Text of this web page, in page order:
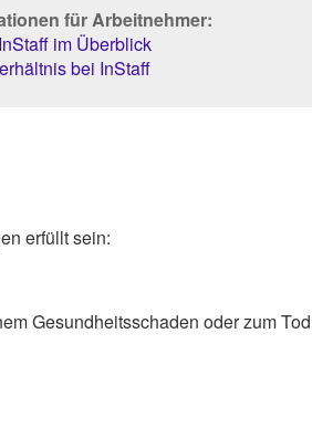
für Arbeitnehmer:
im Überblick
bei InStaff
erfüllt sein:
Gesundheitsschaden oder zum Tod